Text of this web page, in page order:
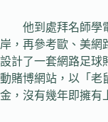
他到處拜名師學電
岸，再參考歐、美網
設計了一套網路足球
動賭博網站，以「老
金，沒有幾年即擁有